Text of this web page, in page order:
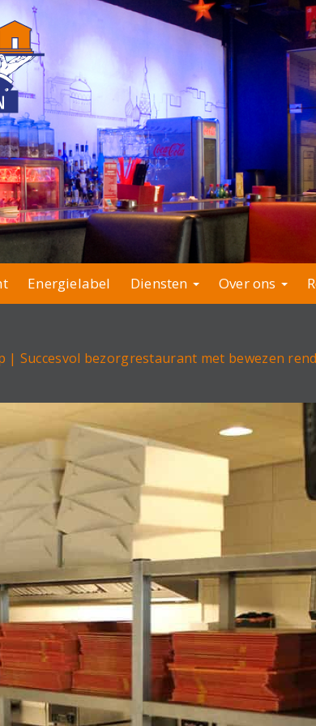
Energielabel Diensten Over ons
| Succesvol bezorgrestaurant met bewezen